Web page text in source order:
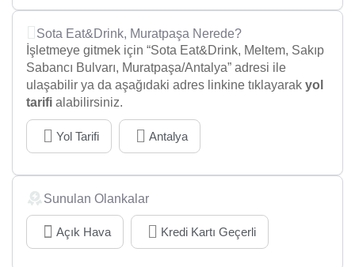
Sota Eat&Drink, Muratpaşa Nerede?
İşletmeye gitmek için “Sota Eat&Drink, Meltem, Sakıp
Sabancı Bulvarı, Muratpaşa/Antalya” adresi ile
ulaşabilir ya da aşağıdaki adres linkine tıklayarak yol
tarifi alabilirsiniz.
Yol Tarifi Antalya
Sunulan Olankalar
Açık Hava Kredi Kartı Geçerli